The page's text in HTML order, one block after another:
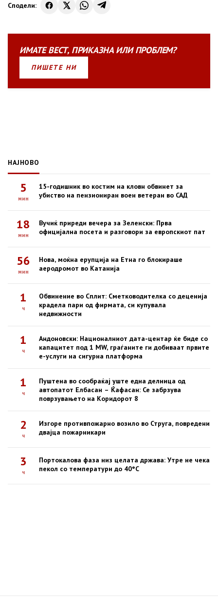
Сподели:
ИМАТЕВЕСТ, ПРИКАЗНАИЛИПРОБЛЕМ?
ПИШЕТЕ НИ
НАЈНОВО
5
мин
15-годишник во костим на кловн обвинет за
убиство на пензиониран воен ветеран во САД
18
мин
Вучиќ приреди вечера за Зеленски: Прва
официјална посета и разговори за европскиот пат
56
мин
Нова, моќна ерупција на Етна го блокираше
аеродромот во Катанија
1
ч
Обвинение во Сплит: Сметководителка со деценија
крадела пари од фирмата, си купувала
недвижности
1
ч
Андоновски: Националниот дата-центар ќе биде со
капацитет под 1 MW, граѓаните ги добиваат првите
е-услуги на сигурна платформа
1
ч
Пуштена во сообраќај уште една делница од
автопатот Елбасан – Ќафасан: Се забрзува
поврзувањето на Коридорот 8
2
ч
Изгоре противпожарно возило во Струга, повредени
двајца пожарникари
3
ч
Портокалова фаза низ целата држава: Утре не чека
пекол со температури до 40°C